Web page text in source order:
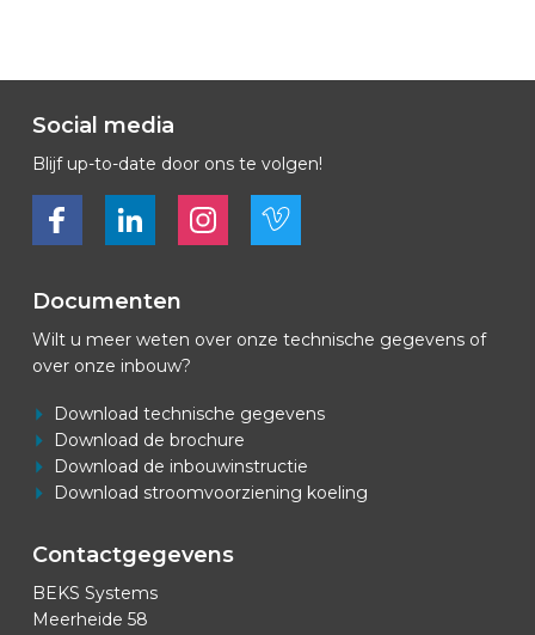
Social media
Blijf up-to-date door ons te volgen!
Bekijk ons op FacebookBekijk ons op LinkedInBekijk ons op LinkedInBekijk ons op Vimeo
Documenten
Wilt u meer weten over onze technische gegevens of
over onze inbouw?
Download technische gegevens
Download de brochure
Download de inbouwinstructie
Download stroomvoorziening koeling
Contactgegevens
BEKS Systems
Meerheide 58